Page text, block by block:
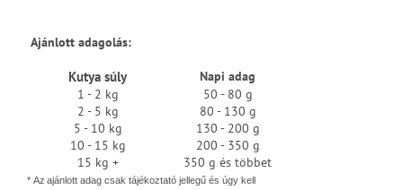
Ajánlott adagolás:
Kutya súly
Napi adag
1 - 2 kg
50 - 80 g
2 - 5 kg
80 - 130 g
5 - 10 kg
130 - 200 g
10 - 15 kg
200 - 350 g
15 kg +
350 g és többet
* Az ajánlott adag csak tájékoztató jellegű és úgy kell